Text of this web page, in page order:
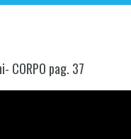
CORPO pag. 37